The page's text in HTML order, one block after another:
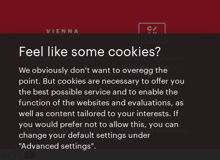
Vienna Experts Club
Vienna City Card
Affiliate Program
Advertising Material Electronic Invoices
Feel like some cookies?
We obviously don't want to overegg the
point. But cookies are necessary to offer you
the best possible service and to enable the
function of the websites and evaluations, as
well as content tailored to your interests. If
you would prefer not to allow this, you can
change your default settings under
"Advanced settings".